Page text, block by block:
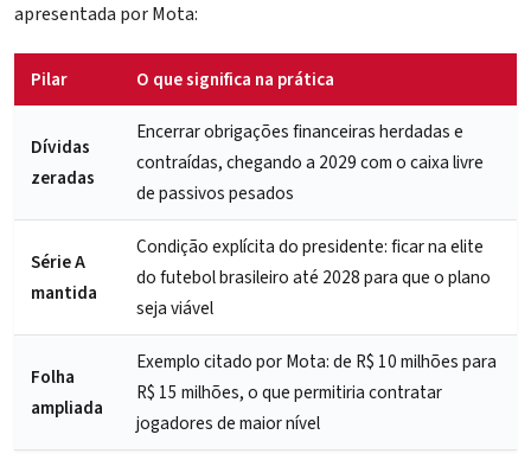
apresentada por Mota:
Pilar O que significa na prática
Dívidas
zeradas
Encerrar obrigações financeiras herdadas e
contraídas, chegando a 2029 com o caixa livre
de passivos pesados
Série A
mantida
Condição explícita do presidente: ficar na elite
do futebol brasileiro até 2028 para que o plano
seja viável
Folha
ampliada
Exemplo citado por Mota: de R$ 10 milhões para
R$ 15 milhões, o que permitiria contratar
jogadores de maior nível